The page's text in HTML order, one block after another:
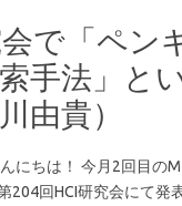
で「ペン
手法」と
由貴）
にちは！ 今月2回目の
204回HCI研究会にて